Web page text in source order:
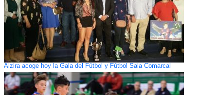
Alzira acoge hoy la Gala del Fútbol y Fútbol Sala Comarcal